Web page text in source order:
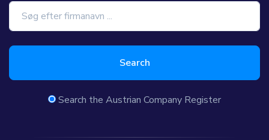
Search
Search the Austrian Company Register